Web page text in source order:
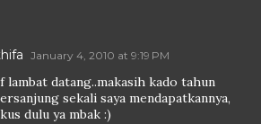
January 4, 2010 at 9:19 PM
lambat datang..makasih kado tahun
sekali saya mendapatkannya,
dulu ya mbak :)